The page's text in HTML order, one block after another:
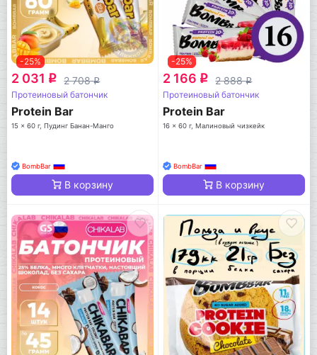
-25%
2 031 q 2 708q
Протеиновый батончик
Protein Bar
15 x 60 г, Пудинг Банан-Манго
BombBar
В корзину
-25%
2 166 q 2 888q
Протеиновый батончик
Protein Bar
16 x 60 г, Малиновый чизкейк
BombBar
В корзину